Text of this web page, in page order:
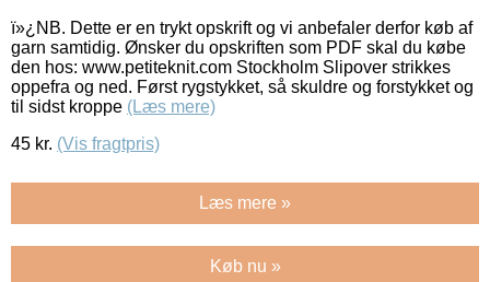
ï»¿NB. Dette er en trykt opskrift og vi anbefaler derfor køb af
garn samtidig. Ønsker du opskriften som PDF skal du købe
den hos: www.petiteknit.com Stockholm Slipover strikkes
oppefra og ned. Først rygstykket, så skuldre og forstykket og
til sidst kroppe (Læs mere)
45 kr. (Vis fragtpris)
Læs mere »
Køb nu »